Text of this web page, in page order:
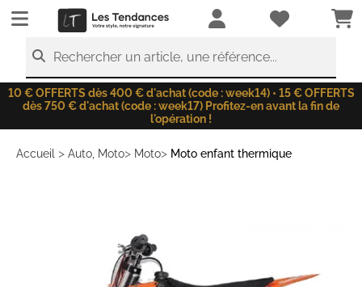
LesTendances.fr
Rechercher un article, une référence...
10 € OFFERTS dès 400 € d'achat (code : week14) • 15 € OFFERTS
dès 750 € d'achat (code : week17) Profitez-en avant la fin de
l'opération !
Accueil > Auto, Moto> Moto> Moto enfant thermique